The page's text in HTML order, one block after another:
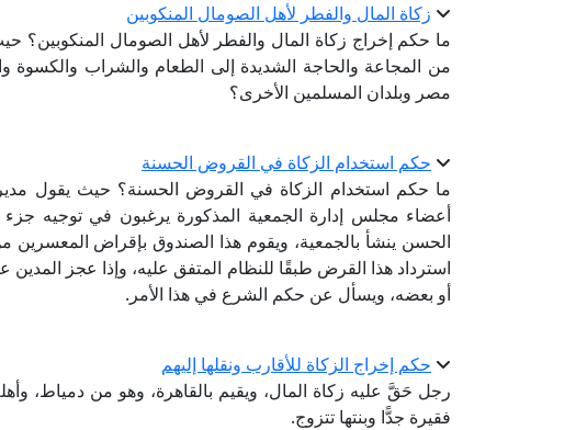
زكاة المال والفطر لأهل الصومال المنكوبين
ما حكم إخراج زكاة المال والفطر لأهل الصومال المنكوبين؟
من المجاعة والحاجة الشديدة إلى الطعام والشراب والكسوة
مصر وبلدان المسلمين الأخرى؟
حكم استخدام الزكاة في القروض الحسنة
ما حكم استخدام الزكاة في القروض الحسنة؟ حيث يقول
أعضاء مجلس إدارة الجمعية المذكورة يرغبون في توجيه
الحسن ينشأ بالجمعية، ويقوم هذا الصندوق بإقراض
استرداد هذا القرض طبقًا للنظام المتفق عليه، وإذا عجز
أو بعضه، ويسأل عن حكم الشرع في هذا الأمر.
حكم إخراج الزكاة للأقارب ونقلها إليهم
رجل حَقَّ عليه زكاة المال، ويقيم بالقاهرة، وهو من دمياط،
فقيرة جدًّا وبنتها تتزوج.